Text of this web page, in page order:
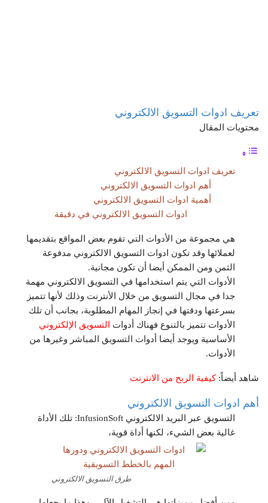
تعريف ادوات التسويق الالكتروني
محتويات المقال
تعريف ادوات التسويق الالكتروني
أهم ادوات التسويق الالكتروني
أهمية ادوات التسويق الالكتروني
ادوات التسويق الالكتروني في دقيقة
هي مجموعة من الأدوات التي تقوم بعض المواقع بتقديمها
لعملائها وقد تكون ادوات التسويق الالكتروني مدفوعة
الثمن ومن الممكن أيضا أن تكون مجانية.
الأدوات التي يتم استخدامها في التسويق الالكتروني مهمة
جدا في مجال التسويق من خلال الأنترنت وذلك لأنها تتميز
بسرعتها ودقتها في إنجاز المهام المطلوبة، بجانب أن تلك
الأدوات تتميز بالتنوع فهناك أدوات
التسويق الإلكتروني
الأساسية ويوجد أيضا أدوات التسويق المباشر وغيرها من
الأدوات.
شاهد أيضاً:كيفية الربح من الانترنت
أهم ادوات التسويق الالكتروني
التسويق عبر البريد الالكتروني InfusionSoft: تلك الأداة
غالية بعض الشيء، لكنها أداة قوية،
طرق التسويق الالكتروني